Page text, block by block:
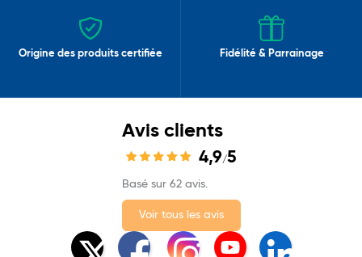
Origine des produits certifiée Fidélité & Parrainage
Avis clients
4,9/5
Basé sur 62 avis.
Voir tous les avis